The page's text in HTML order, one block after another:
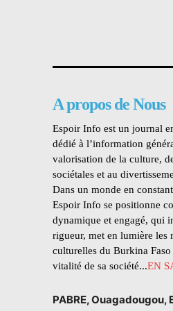
A propos de Nous
Espoir Info est un journal
dédié à l’information
valorisation de la culture,
sociétales et au
Dans un monde en
Espoir Info se positionne
dynamique et engagé, qui
rigueur, met en lumière les
culturelles du Burkina Faso
vitalité de sa société...EN
PABRE, Ouagadougou,